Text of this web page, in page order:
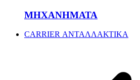
ΜΗΧΑΝΗΜΑΤΑ
CARRIER ΑΝΤΑΛΛΑΚΤΙΚΑ